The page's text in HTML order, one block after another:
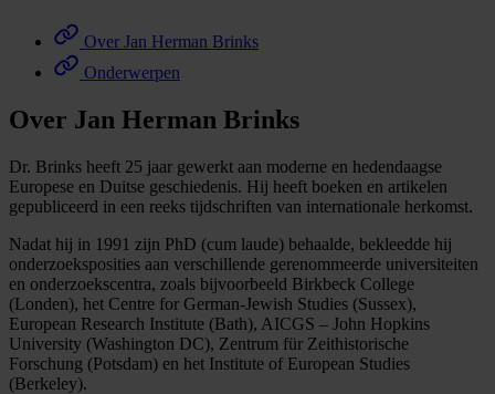
Over Jan Herman Brinks
Onderwerpen
Over Jan Herman Brinks
Dr. Brinks heeft 25 jaar gewerkt aan moderne en hedendaagse
Europese en Duitse geschiedenis. Hij heeft boeken en artikelen
gepubliceerd in een reeks tijdschriften van internationale herkomst.
Nadat hij in 1991 zijn PhD (cum laude) behaalde, bekleedde hij
onderzoeksposities aan verschillende gerenommeerde universiteiten
en onderzoekscentra, zoals bijvoorbeeld Birkbeck College
(Londen), het Centre for German-Jewish Studies (Sussex),
European Research Institute (Bath), AICGS – John Hopkins
University (Washington DC), Zentrum für Zeithistorische
Forschung (Potsdam) en het Institute of European Studies
(Berkeley).